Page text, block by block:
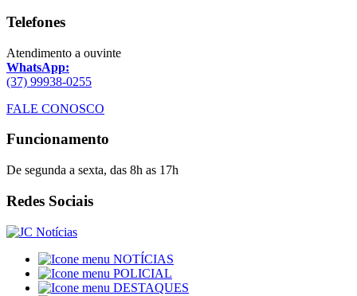
Telefones
Atendimento a ouvinte
WhatsApp:
(37) 99938-0255
FALE CONOSCO
Funcionamento
De segunda a sexta, das 8h as 17h
Redes Sociais
NOTÍCIAS
POLICIAL
DESTAQUES